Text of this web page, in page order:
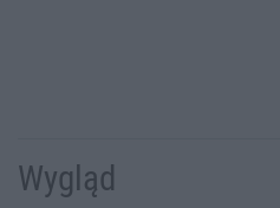
Wygląd